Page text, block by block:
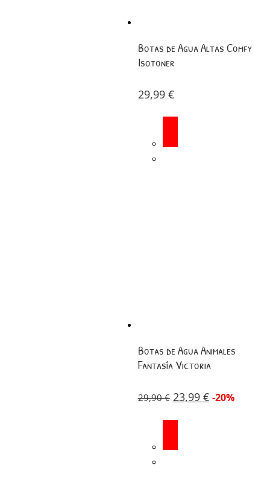
Botas de Agua Altas Comfy
Isotoner
29,99 €
Botas de Agua Animales
Fantasía Victoria
29,90€ 23,99 € -20%